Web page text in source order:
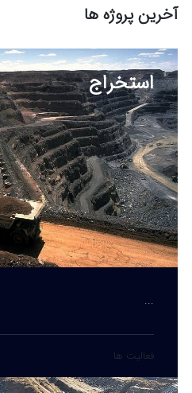
آخرین پروژه ها
استخراج
...
فعالیت ها